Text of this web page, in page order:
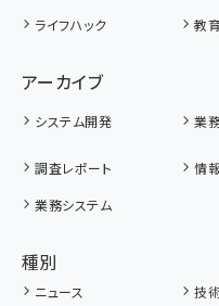
ライフハック
教
アーカイブ
システム開発 業
調査レポート
情
業務システム
種別
ニュース 技